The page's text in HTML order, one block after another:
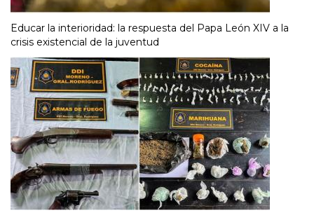
Educar la interioridad: la respuesta del Papa León XIV a la
crisis existencial de la juventud